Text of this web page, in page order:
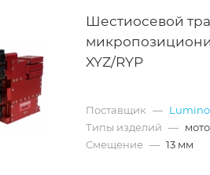
Шестиосевой
XYZ/RYP
Поставщик —
Типы изделий —
Смещение — 13 мм